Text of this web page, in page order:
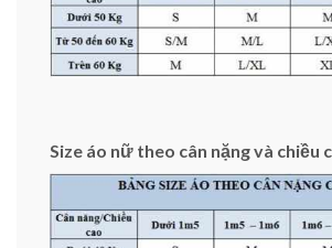
Size áo nữ theo cân nặng và chiều